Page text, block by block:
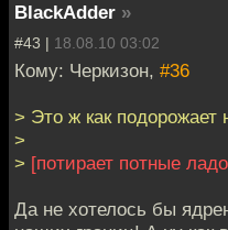
BlackAdder »
#43 | 18.08.10 03:02
Кому: Черкизон, #36
> Это ж как подорожает
>
> [потирает потные
Да не хотелось бы